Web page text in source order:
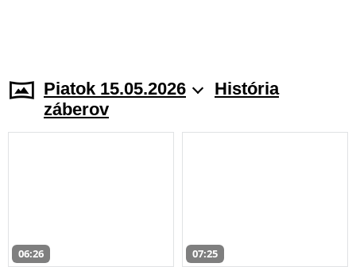
Piatok 15.05.2026
História
záberov
06:26 07:25